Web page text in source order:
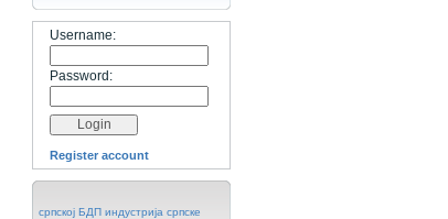
Username:
Password:
Register account
српској БДП индустрија српске